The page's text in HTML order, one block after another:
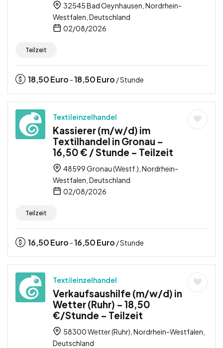
32545 Bad Oeynhausen, Nordrhein-
Westfalen, Deutschland
02/08/2026
Teilzeit
18,50Euro -18,50Euro / Stunde
Textileinzelhandel
Kassierer (m/w/d) im
Textilhandel in Gronau –
16,50 € / Stunde – Teilzeit
48599 Gronau (Westf.), Nordrhein-
Westfalen, Deutschland
02/08/2026
Teilzeit
16,50Euro -16,50Euro / Stunde
Textileinzelhandel
Verkaufsaushilfe (m/w/d) in
Wetter (Ruhr) – 18,50
€/Stunde – Teilzeit
58300 Wetter (Ruhr), Nordrhein-Westfalen,
Deutschland